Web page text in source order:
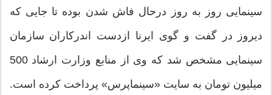
سینمایی روز به روز درحال فاش شدن بوده تا جایی که
دیروز در گفت و گوی ایرنا ازدست اندرکاران سازمان
سینمایی مشخص شد که وی از منابع وزارت ارشاد 500
میلیون تومان به سایت «سینماپرس» پرداخت کرده است.